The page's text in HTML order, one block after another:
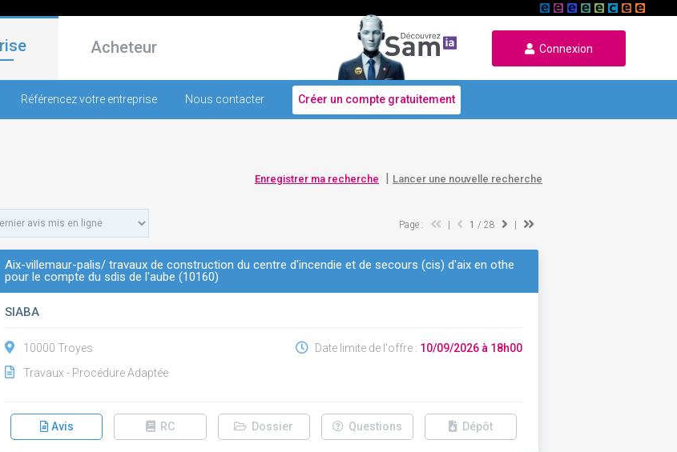
Acheteur Connexion
Référencez votre entreprise Nous contacter Créer un compte gratuitement
Enregistrer ma recherche | Lancer une nouvelle recherche
Page : 1 / 28
Aix-villemaur-palis/ travaux de construction du centre d'incendie et de secours (cis) d'aix en othe
pour le compte du sdis de l'aube (10160)
SIABA
10000 Troyes
Travaux - Procédure Adaptée
Date limite de l'offre : 10/09/2026 à 18h00
Avis RC Dossier Questions Dépôt